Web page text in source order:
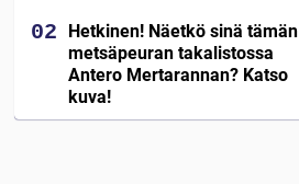
Hetkinen! Näetkö sinä tämän
metsäpeuran takalistossa
Antero Mertarannan? Katso
kuva!